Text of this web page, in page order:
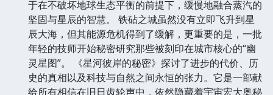
于在不破坏地球生态平衡的前提下，缓慢地融合蒸汽的
坚固与星辰的智慧。 铁砧之城虽然没有立即飞升到星
辰大海，但其能源危机得到了缓解，更重要的是，一批
年轻的技师开始秘密研究那些被刻印在城市核心的“幽
灵星图”。 《星河彼岸的秘密》探讨了进步的代价、历
史的真相以及科技与自然之间永恒的张力。它是一部献
给所有相信在旧日齿轮声中，依然隐藏着宇宙宏大奥秘